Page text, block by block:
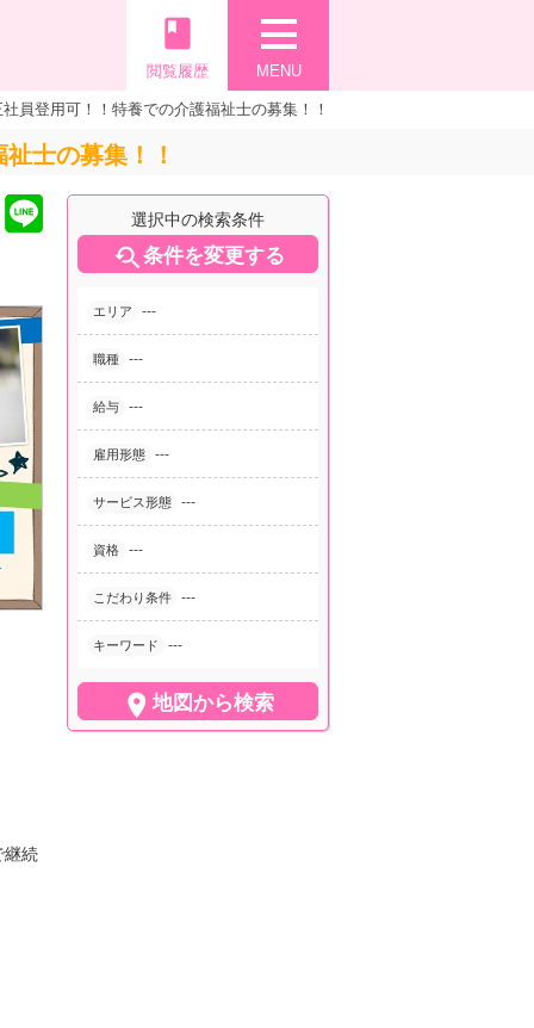
MENU
book
閲覧履歴
員登用可！！特養での介護福祉士の募集！！
士の募集！！
選択中の検索条件
条件を変更する
エリア ---
職種 ---
給与 ---
雇用形態 ---
サービス形態 ---
資格 ---
こだわり条件 ---
キーワード ---
 地図から検索
継続